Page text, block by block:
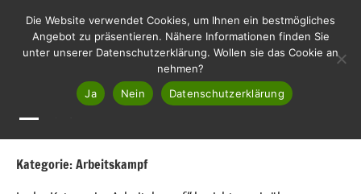
springen
LHL
Liste
Haslach
Lebenswert
Kategorie:Arbeitskampf
Die Website verwendet Cookies, um Ihnen ein bestmögliches
Angebot zu präsentieren. Nähere Informationen finden Sie
unter unserer Datenschutzerklärung. Wollen sie das Cookie an
nehmen?
Ja
Nein Datenschutzerklärung